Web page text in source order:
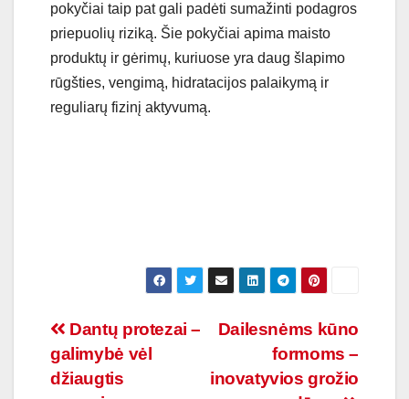
pokyčiai taip pat gali padėti sumažinti podagros
priepuolių riziką. Šie pokyčiai apima maisto
produktų ir gėrimų, kuriuose yra daug šlapimo
rūgšties, vengimą, hidratacijos palaikymą ir
reguliarų fizinį aktyvumą.
Navigacija
tarp
Dailesnėms kūno
formoms –
inovatyvios grožio
Dantų protezai –
galimybė vėl
džiaugtis